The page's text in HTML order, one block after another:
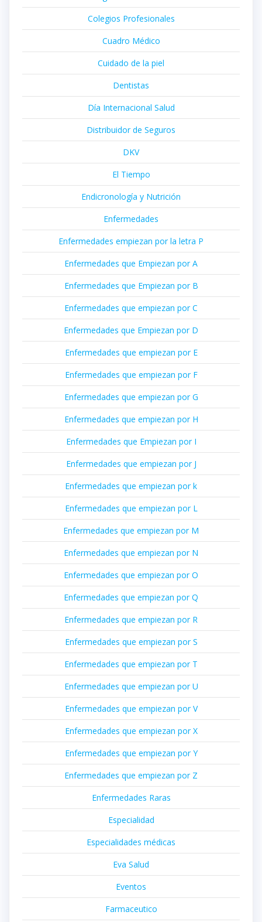
Colegios Profesionales
Cuadro Médico
Cuidado de la piel
Dentistas
Día Internacional Salud
Distribuidor de Seguros
DKV
El Tiempo
Endicronología y Nutrición
Enfermedades
Enfermedades empiezan por la letra P
Enfermedades que Empiezan por A
Enfermedades que Empiezan por B
Enfermedades que empiezan por C
Enfermedades que Empiezan por D
Enfermedades que empiezan por E
Enfermedades que empiezan por F
Enfermedades que empiezan por G
Enfermedades que empiezan por H
Enfermedades que Empiezan por I
Enfermedades que empiezan por J
Enfermedades que empiezan por k
Enfermedades que empiezan por L
Enfermedades que empiezan por M
Enfermedades que empiezan por N
Enfermedades que empiezan por O
Enfermedades que empiezan por Q
Enfermedades que empiezan por R
Enfermedades que empiezan por S
Enfermedades que empiezan por T
Enfermedades que empiezan por U
Enfermedades que empiezan por V
Enfermedades que empiezan por X
Enfermedades que empiezan por Y
Enfermedades que empiezan por Z
Enfermedades Raras
Especialidad
Especialidades médicas
Eva Salud
Eventos
Farmaceutico